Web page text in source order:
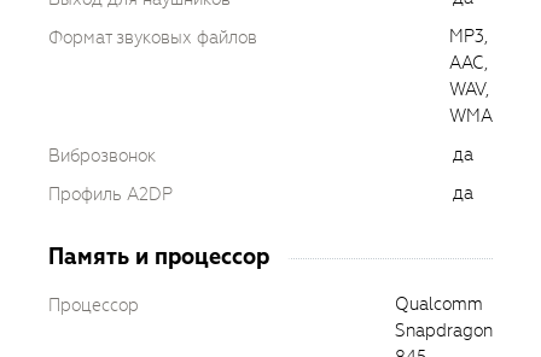
Формат звуковых файлов
MP3,
AAC,
WAV,
WMA
Виброзвонок
да
Профиль A2DP
да
Память и процессор
Процессор
Qualcomm
Snapdragon